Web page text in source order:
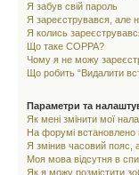
Я забув свій пароль
Я зареєструвався, але
Я колись
Що таке COPPA?
Чому я не можу
Що робить “Видалити
Параметри та
Як мені змінити мої
На форумі встановлено
Я змінив часовий пояс,
Моя мова відсутня в
Як я можу розмістити